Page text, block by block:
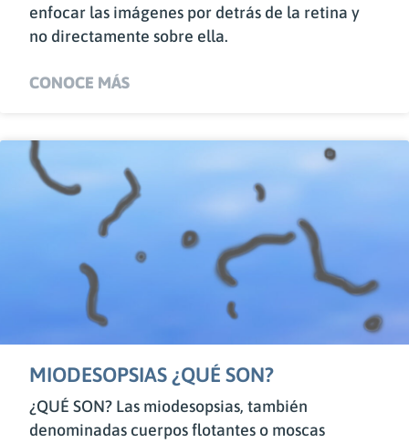
enfocar las imágenes por detrás de la retina y
no directamente sobre ella.
CONOCE MÁS
MIODESOPSIAS ¿QUÉ SON?
¿QUÉ SON? Las miodesopsias, también
denominadas cuerpos flotantes o moscas